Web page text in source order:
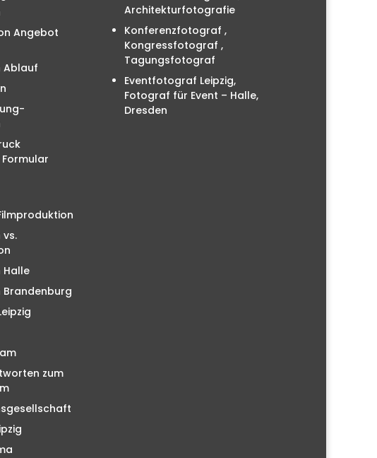
Angebot
Ablauf
Halle
Brandenburg
zum
Architekturfotografie
Konferenzfotograf ,
Kongressfotograf ,
Tagungsfotograf
Eventfotograf Leipzig,
Fotograf für Event – Halle,
Dresden